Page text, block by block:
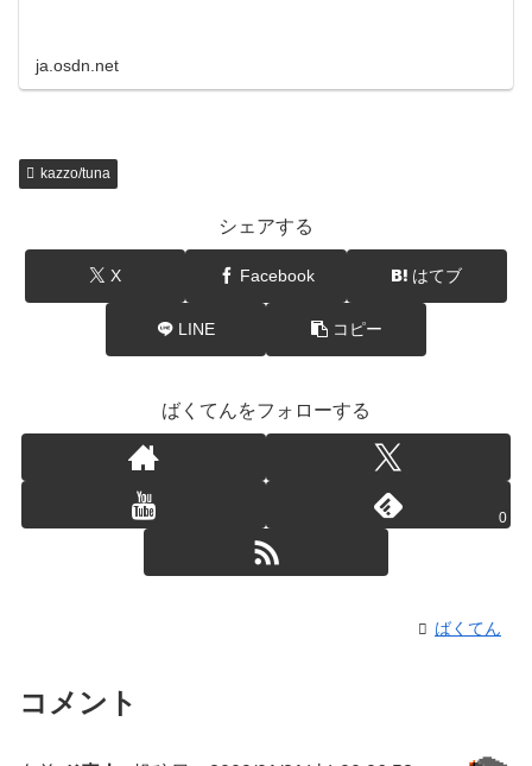
ja.osdn.net
kazzo/tuna
シェアする
X Facebook はてブ
LINE コピー
ばくてんをフォローする
0
ばくてん
コメント